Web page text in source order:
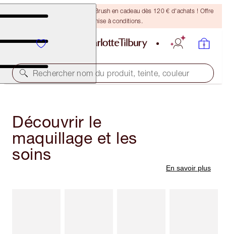
Recevez un pinceau Bronzing Brush en cadeau dès 120 € d'achats ! Offre
soumise à conditions.
Rechercher nom du produit, teinte, couleur
Découvrir le
maquillage et les
soins
En savoir plus